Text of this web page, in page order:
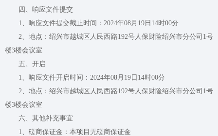
四、响应文件提交
1、响应文件提交截止时间：2024年08月19日14时00分
2、地点：绍兴市越城区人民西路192号人保财险绍兴市分公司1号
楼3楼会议室
五、开启
1、响应文件开启时间：2024年08月19日14时00分
2、地点：绍兴市越城区人民西路192号人保财险绍兴市分公司1号
楼3楼会议室
六、其他补充事宜
1、磋商保证金： 本项目无磋商保证金